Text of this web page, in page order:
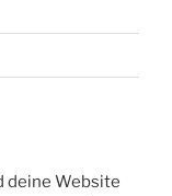
deine Website